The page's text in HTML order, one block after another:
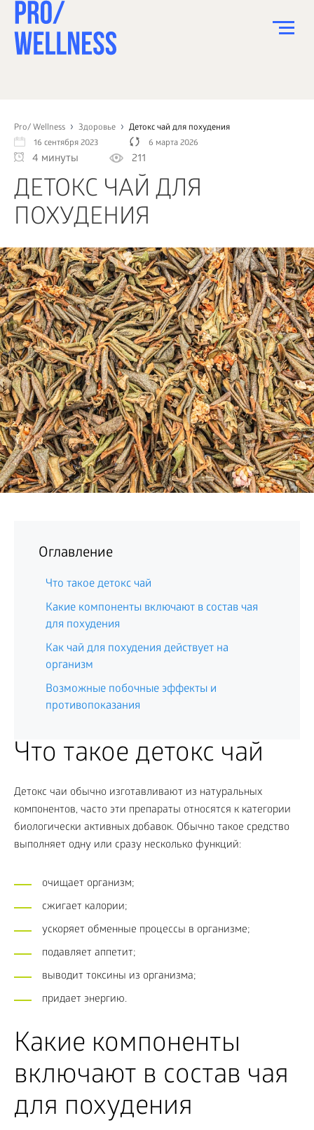
Pro/ Wellness Здоровье
Детокс чай для похудения
16 сентября 2023
6 марта 2026
4 минуты 211
ДЕТОКС ЧАЙ ДЛЯ
ПОХУДЕНИЯ
Оглавление
Что такое детокс чай
Какие компоненты включают в состав чая
для похудения
Как чай для похудения действует на
организм
Возможные побочные эффекты и
противопоказания
Что такое детокс чай
Детокс чаи обычно изготавливают из натуральных
компонентов, часто эти препараты относятся к категории
биологически активных добавок. Обычно такое средство
выполняет одну или сразу несколько функций:
очищает организм;
сжигает калории;
ускоряет обменные процессы в организме;
подавляет аппетит;
выводит токсины из организма;
придает энергию.
Какие компоненты
включают в состав чая
для похудения
СПОРТ
ЗДОРОВЬЕ
КРАСОТА
ПСИХОЛОГИЯ
ДОМ
КАК?
БИЗНЕС